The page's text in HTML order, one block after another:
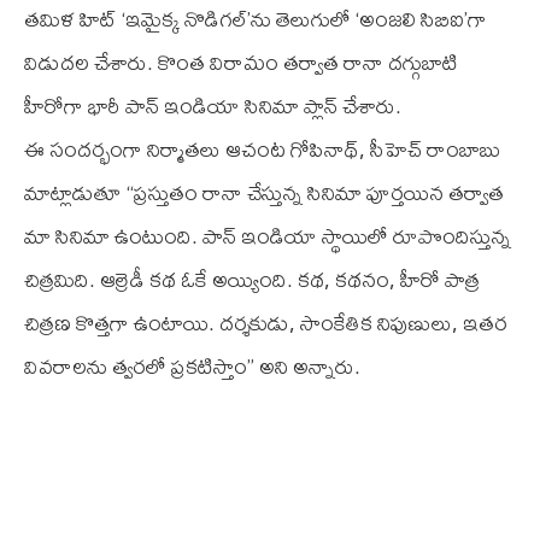
తమిళ హిట్ ‘ఇమైక్క నొడిగల్’ను తెలుగులో ‘అంజలి సిబిఐ’గా
విడుదల చేశారు. కొంత విరామం తర్వాత రానా దగ్గుబాటి
హీరోగా భారీ పాన్ ఇండియా సినిమా ప్లాన్ చేశారు.
ఈ సందర్భంగా నిర్మాతలు ఆచంట గోపినాథ్, సీహెచ్ రాంబాబు
మాట్లాడుతూ “ప్రస్తుతం రానా చేస్తున్న సినిమా పూర్తయిన తర్వాత
మా సినిమా ఉంటుంది. పాన్ ఇండియా స్థాయిలో రూపొందిస్తున్న
చిత్రమిది. ఆల్రెడీ కథ ఓకే అయ్యింది. కథ, కథనం, హీరో పాత్ర
చిత్రణ కొత్తగా ఉంటాయి. దర్శకుడు, సాంకేతిక నిపుణులు, ఇతర
వివరాలను త్వరలో ప్రకటిస్తాం” అని అన్నారు.